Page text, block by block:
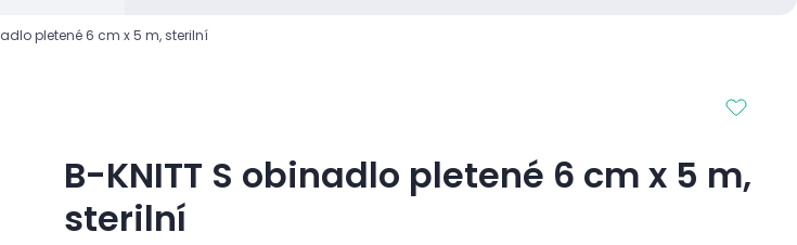
pletené 6 cm x 5 m, sterilní
B-KNITT S obinadlo pletené 6 cm x 5 m,
sterilní